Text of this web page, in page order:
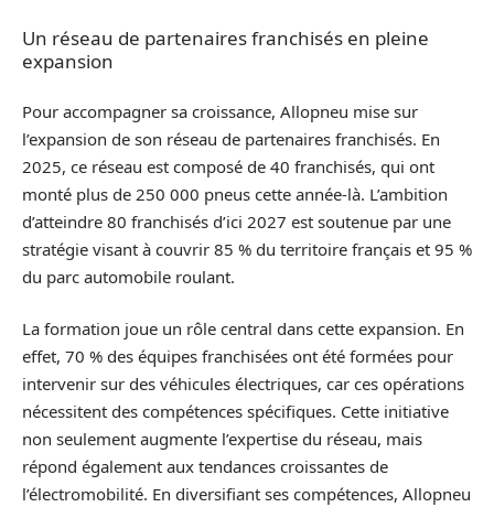
Un réseau de partenaires franchisés en pleine
expansion
Pour accompagner sa croissance, Allopneu mise sur
l’expansion de son réseau de partenaires franchisés. En
2025, ce réseau est composé de 40 franchisés, qui ont
monté plus de 250 000 pneus cette année-là. L’ambition
d’atteindre 80 franchisés d’ici 2027 est soutenue par une
stratégie visant à couvrir 85 % du territoire français et 95 %
du parc automobile roulant.
La formation joue un rôle central dans cette expansion. En
effet, 70 % des équipes franchisées ont été formées pour
intervenir sur des véhicules électriques, car ces opérations
nécessitent des compétences spécifiques. Cette initiative
non seulement augmente l’expertise du réseau, mais
répond également aux tendances croissantes de
l’électromobilité. En diversifiant ses compétences, Allopneu